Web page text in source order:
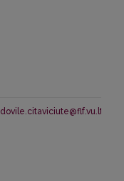
dovile.citaviciute@flf.vu.lt